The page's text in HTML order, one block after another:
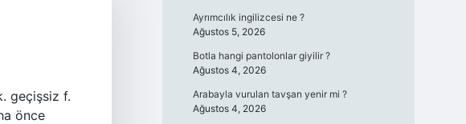
geçişsiz f.
önce
Ayrımcılık ingilizcesi ne ?
Ağustos 5, 2026
Botla hangi pantolonlar giyilir ?
Ağustos 4, 2026
Arabayla vurulan tavşan yenir mi ?
Ağustos 4, 2026